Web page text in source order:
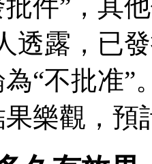
件”，其
透露，已
“不批准”
樂觀，預